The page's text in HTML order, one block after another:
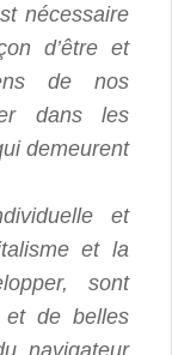
nécessaire
d’être et
de nos
dans les
demeurent
et
et la
sont
et de belles
navigateur